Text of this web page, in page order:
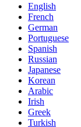
English
French
German
Portuguese
Spanish
Russian
Japanese
Korean
Arabic
Irish
Greek
Turkish